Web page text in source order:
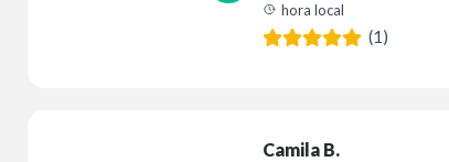
hora local
(1)
Camila B.